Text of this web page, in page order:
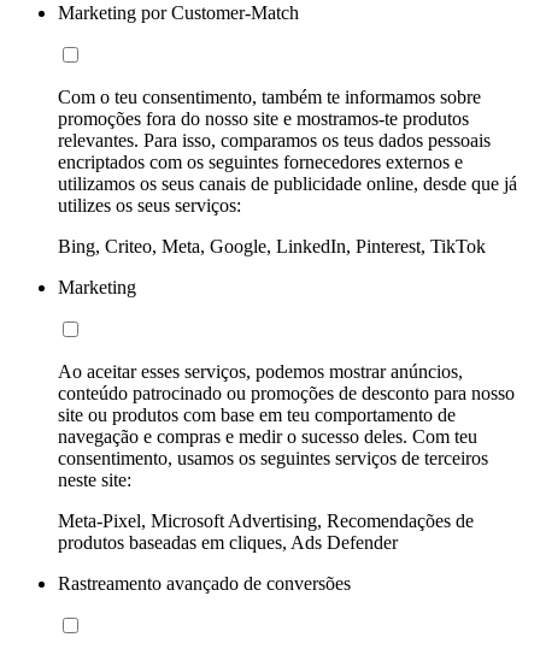
Marketing por Customer-Match
Com o teu consentimento, também te informamos sobre
promoções fora do nosso site e mostramos-te produtos
relevantes. Para isso, comparamos os teus dados pessoais
encriptados com os seguintes fornecedores externos e
utilizamos os seus canais de publicidade online, desde que já
utilizes os seus serviços:
Bing, Criteo, Meta, Google, LinkedIn, Pinterest, TikTok
Marketing
Ao aceitar esses serviços, podemos mostrar anúncios,
conteúdo patrocinado ou promoções de desconto para nosso
site ou produtos com base em teu comportamento de
navegação e compras e medir o sucesso deles. Com teu
consentimento, usamos os seguintes serviços de terceiros
neste site:
Meta-Pixel, Microsoft Advertising, Recomendações de
produtos baseadas em cliques, Ads Defender
Rastreamento avançado de conversões